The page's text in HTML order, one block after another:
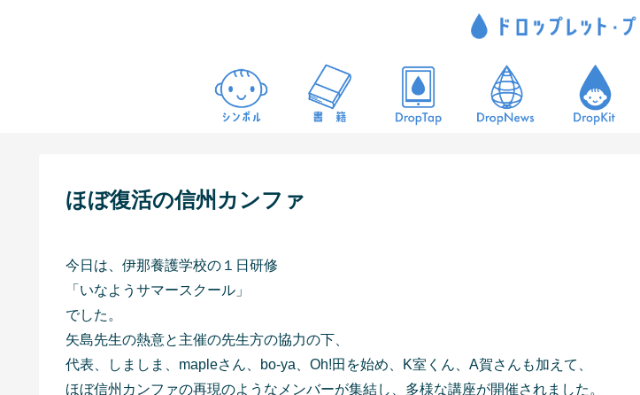
ほぼ復活の信州カンファ
今日は、伊那養護学校の１日研修
「いなようサマースクール」
でした。
矢島先生の熱意と主催の先生方の協力の下、
代表、しましま、mapleさん、bo-ya、Oh!田を始め、K室くん、A賀さんも加えて、
ほぼ信州カンファの再現のようなメンバーが集結し、多様な講座が開催されました。